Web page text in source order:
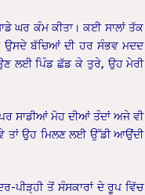
ਘਰ ਕੰਮ ਕੀਤਾ। ਕਈ ਸਾਲਾਂ ਤੱਕ
ਉਸਦੇ ਬੱਚਿਆਂ ਦੀ ਹਰ ਸੰਭਵ ਮਦਦ
ਲਈ ਪਿੰਡ ਛੱਡ ਕੇ ਤੁਰੇ, ਉਹ ਮੇਰੀ
ਸਾਡੀਆਂ ਮੋਹ ਦੀਆਂ ਤੰਦਾਂ ਅਜੇ ਵੀ
ਤਾਂ ਉਹ ਮਿਲਣ ਲਈ ਉੱਡੀ ਆਉਂਦੀ
ਪੀੜ੍ਹੀ ਤੋਂ ਸੰਸਕਾਰਾਂ ਦੇ ਰੂਪ ਵਿੱਚ